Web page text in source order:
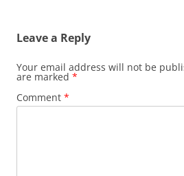
Leave a Reply
Your email address will not be
are marked *
Comment *